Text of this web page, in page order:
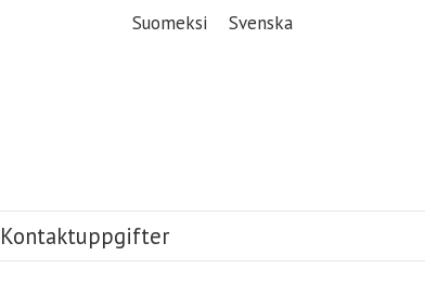
Suomeksi
Svenska
Kontaktuppgifter